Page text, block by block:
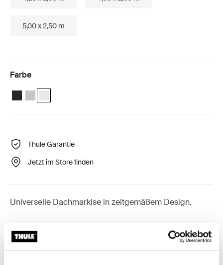
5,00 x 2,50 m
Farbe
Thule Omnistor 6300 (3.25x2.50) Anthrazit
Thule Omnistor 6300 (3.25x2.50) Eloxiert
Thule Omnistor 6300 (3.25x2.50) Weiß (selected)
Thule Garantie
Jetzt im Store finden
Universelle Dachmarkise in zeitgemäßem Design.
Thule Markisen benötigen einen
fahrzeugspezifischen Adapter